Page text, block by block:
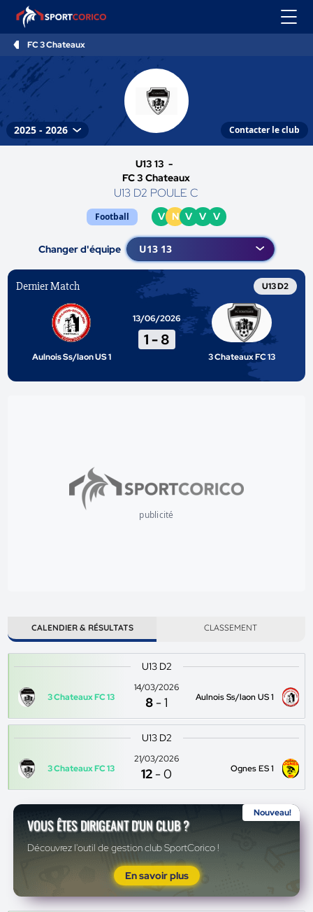
FC 3 Chateaux
Contacter le club
U13 13 -
FC 3 Chateaux
U13 D2 POULE C
Football V N V V V
Changer d'équipe
Dernier Match U13 D2
Aulnois Ss/laon US 1
13/06/2026
1- 8
3 Chateaux FC 13
publicité
CALENDIER & RÉSULTATS CLASSEMENT
U13 D2
3 Chateaux FC 13
14/03/2026
8 -1 Aulnois Ss/laon US 1
U13 D2
3 Chateaux FC 13
21/03/2026
12 -0 Ognes ES 1
Nouveau!
VOUS ÊTES DIRIGEANT D'UN CLUB ?
Découvrez l'outil de gestion club SportCorico !
En savoir plus